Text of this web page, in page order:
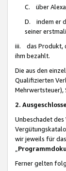
C. über
D. indem er
seiner
iii. das Produkt,
ihm bezahlt.
Die aus den
Qualifizierten
Mehrwertsteuer),
2.
Unbeschadet
wir jeweils für
Ferner gelten